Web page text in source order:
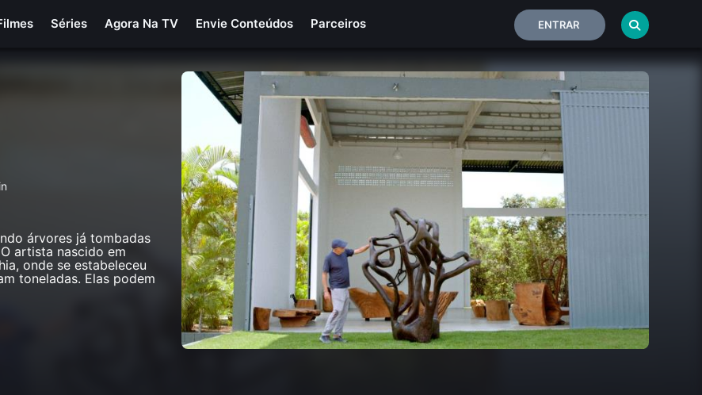
Séries Agora Na TV Envie Conteúdos Parceiros ENTRAR
árvores já tombadas
artista nascido em
onde se estabeleceu
toneladas. Elas podem